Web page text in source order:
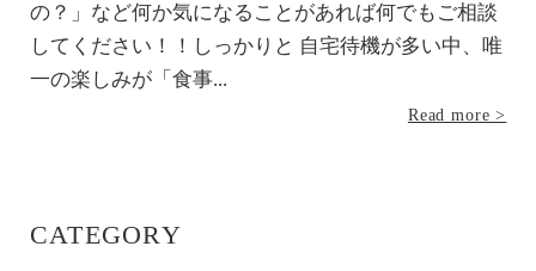
CATEGORY
の？」など何か気になることがあれば何でもご相談
してください！！しっかりと 自宅待機が多い中、唯
一の楽しみが「食事...
Read more >